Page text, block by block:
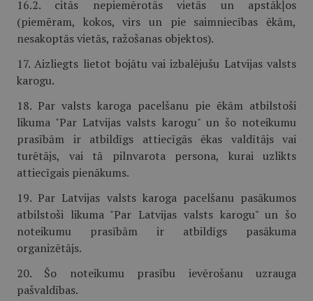
16.2. citās nepiemērotās vietās un apstākļos
(piemēram, kokos, virs un pie saimniecības ēkām,
nesakoptās vietās, ražošanas objektos).
17. Aizliegts lietot bojātu vai izbalējušu Latvijas valsts
karogu.
18. Par valsts karoga pacelšanu pie ēkām atbilstoši
likuma "Par Latvijas valsts karogu" un šo noteikumu
prasībām ir atbildīgs attiecīgās ēkas valdītājs vai
turētājs, vai tā pilnvarota persona, kurai uzlikts
attiecīgais pienākums.
19. Par Latvijas valsts karoga pacelšanu pasākumos
atbilstoši likuma "Par Latvijas valsts karogu" un šo
noteikumu prasībām ir atbildīgs pasākuma
organizētājs.
20. Šo noteikumu prasību ievērošanu uzrauga
pašvaldības.